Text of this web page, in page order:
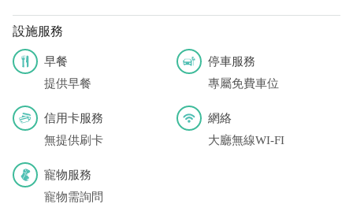
設施服務
早餐
提供早餐
停車服務
專屬免費車位
信用卡服務
無提供刷卡
網絡
大廳無線WI-FI
寵物服務
寵物需詢問